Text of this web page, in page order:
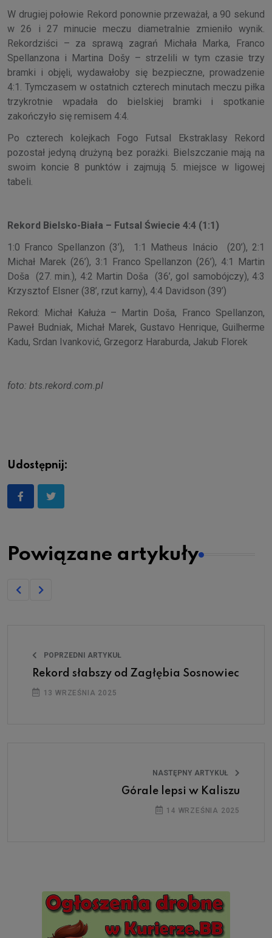
W drugiej połowie Rekord ponownie przeważał, a 90 sekund
w 26 i 27 minucie meczu diametralnie zmieniło wynik.
Rekordziści – za sprawą zagrań Michała Marka, Franco
Spellanzona i Martina Došy – strzelili w tym czasie trzy
bramki i objęli, wydawałoby się bezpieczne, prowadzenie
4:1. Tymczasem w ostatnich czterech minutach meczu piłka
trzykrotnie wpadała do bielskiej bramki i spotkanie
zakończyło się remisem 4:4.
Po czterech kolejkach Fogo Futsal Ekstraklasy Rekord
pozostał jedyną drużyną bez porażki. Bielszczanie mają na
swoim koncie 8 punktów i zajmują 5. miejsce w ligowej
tabeli.
Rekord Bielsko-Biała – Futsal Świecie 4:4 (1:1)
1:0 Franco Spellanzon (3’), 1:1 Matheus Inácio (20’), 2:1
Michał Marek (26’), 3:1 Franco Spellanzon (26’), 4:1 Martin
Doša (27. min.), 4:2 Martin Doša (36’, gol samobójczy), 4:3
Krzysztof Elsner (38’, rzut karny), 4:4 Davidson (39’)
Rekord: Michał Kałuża – Martin Doša, Franco Spellanzon,
Paweł Budniak, Michał Marek, Gustavo Henrique, Guilherme
Kadu, Srdan Ivanković, Grzegorz Haraburda, Jakub Florek
foto: bts.rekord.com.pl
Udostępnij:
Powiązane artykuły
POPRZEDNI ARTYKUŁ
Rekord słabszy od Zagłębia Sosnowiec
13 WRZEŚNIA 2025
NASTĘPNY ARTYKUŁ
Górale lepsi w Kaliszu
14 WRZEŚNIA 2025